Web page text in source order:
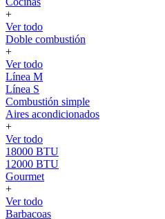
+
Ver todo
Doble combustión
+
Ver todo
Línea M
Línea S
Combustión simple
Aires acondicionados
+
Ver todo
18000 BTU
12000 BTU
Gourmet
+
Ver todo
Barbacoas